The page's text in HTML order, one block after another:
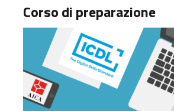
Corso di preparazione